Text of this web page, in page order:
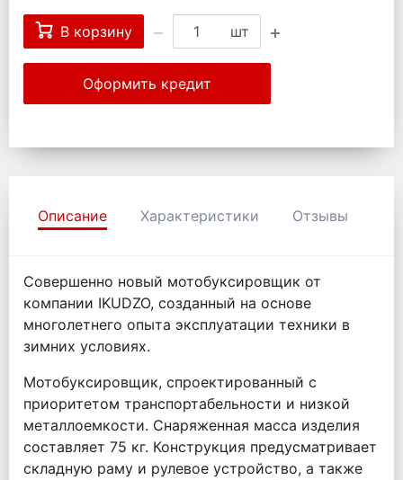
В корзину шт
Оформить кредит
Описание Характеристики Отзывы
Совершенно новый мотобуксировщик от
компании IKUDZO, созданный на основе
многолетнего опыта эксплуатации техники в
зимних условиях.
Мотобуксировщик, спроектированный с
приоритетом транспортабельности и низкой
металлоемкости. Снаряженная масса изделия
составляет 75 кг. Конструкция предусматривает
складную раму и рулевое устройство, а также